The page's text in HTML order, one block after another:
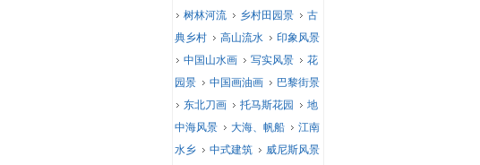
树林河流
乡村田园景
古
典乡村
高山流水
印象风景
中国山水画
写实风景
花
园景
中国画油画
巴黎街景
东北刀画
托马斯花园
地
中海风景
大海、帆船
江南
水乡
中式建筑
威尼斯风景